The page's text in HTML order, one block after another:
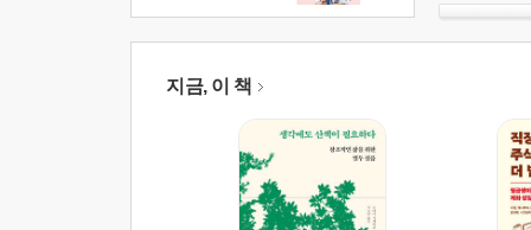
지금, 이 책